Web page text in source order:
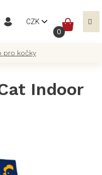
CZK
pro kočky
Indoor